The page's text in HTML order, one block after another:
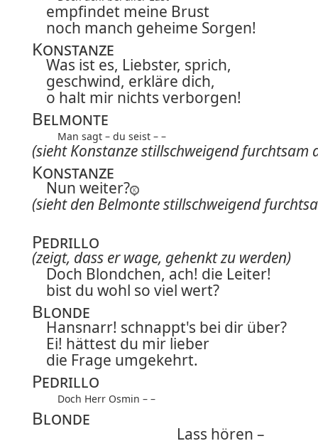
empfindet meine Brust
noch manch geheime Sorgen!
Konstanze
Was ist es, Liebster, sprich,
geschwind, erkläre dich,
o halt mir nichts verborgen!
Belmonte
Man sagt – du seist – –
(sieht Konstanze stillschweigend furchtsam
Konstanze
Nun weiter?
(sieht den Belmonte stillschweigend
Pedrillo
(zeigt, dass er wage, gehenkt zu werden)
Doch Blondchen, ach! die Leiter!
bist du wohl so viel wert?
Blonde
Hansnarr! schnappt's bei dir über?
Ei! hättest du mir lieber
die Frage umgekehrt.
Pedrillo
Doch Herr Osmin – –
Blonde
Lass hören –